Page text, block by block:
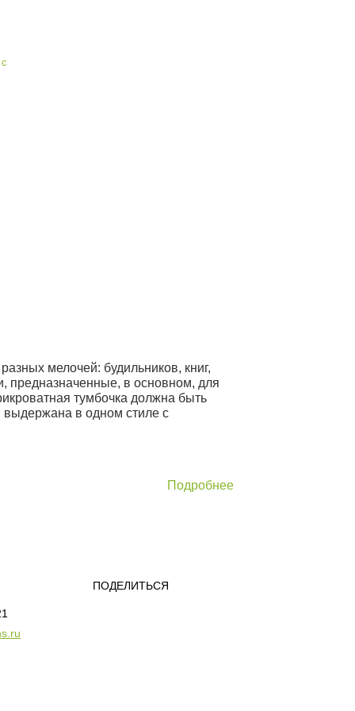
мелочей: будильников, книг,
предназначенные, в основном, для
тумбочка должна быть
выдержана в одном стиле с
Подробнее
ПОДЕЛИТЬСЯ